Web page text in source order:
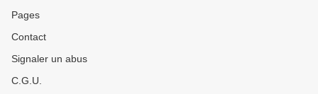
Pages
Contact
Signaler un abus
C.G.U.